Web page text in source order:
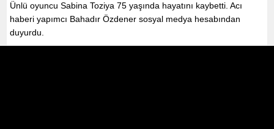
Ünlü oyuncu Sabina Toziya 75 yaşında hayatını kaybetti. Acı
haberi yapımcı Bahadır Özdener sosyal medya hesabından
duyurdu.